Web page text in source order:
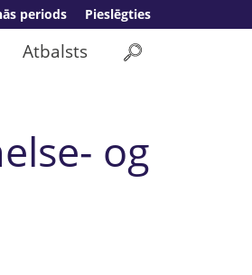
Pieslēgties
periods
Atbalsts
og